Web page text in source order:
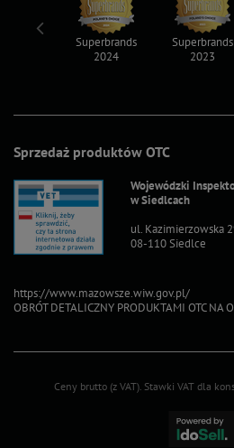
Sprzedaż produktów OTC
Wojewódzki
w Siedlcach
ul. Kazimierzowska
08-110 Siedlce
https://www.mazowsze.wiw.gov.pl/
OBRÓT DETALICZNY PRODUKTAMI OTC NA
Superbrands
2024
Superbrands
2023
Ceny brutto (z VAT). Stawki VAT dla